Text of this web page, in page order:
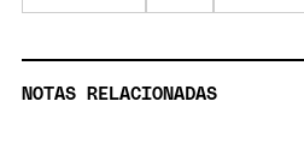
NOTAS RELACIONADAS